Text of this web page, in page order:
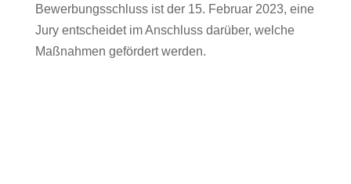
Bewerbungsschluss ist der 15. Februar 2023, eine
Jury entscheidet im Anschluss darüber, welche
Maßnahmen gefördert werden.